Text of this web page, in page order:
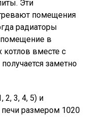
Эти
помещения
радиаторы
помещение в
вместе с
заметно
2, 3, 4, 5) и
печи размером 1020